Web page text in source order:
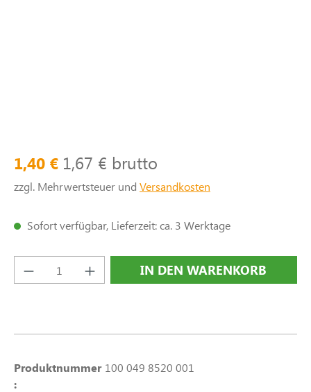
1,40 € 1,67 € brutto
zzgl. Mehrwertsteuer und Versandkosten
Sofort verfügbar, Lieferzeit: ca. 3 Werktage
Produkt Anzahl: Gib den gewünschten
IN DEN WARENKORB
Produktnummer
:
100 049 8520 001